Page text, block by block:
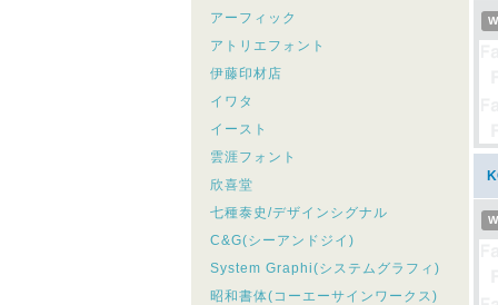
アーフィック
アトリエフォント
伊藤印材店
イワタ
イースト
雲涯フォント
欣喜堂
七種泰史/デザインシグナル
C&G(シーアンドジイ)
System Graphi(システムグラフィ)
昭和書体(コーエーサインワークス)